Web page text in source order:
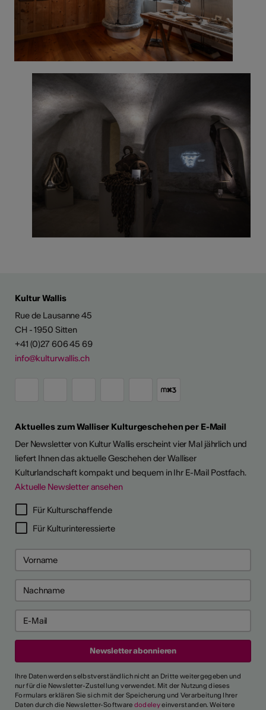
Kultur Wallis
Rue de Lausanne 45
CH - 1950 Sitten
+41 (0)27 606 45 69
info@kulturwallis.ch
Aktuelles zum Walliser Kulturgeschehen per E-Mail
Der Newsletter von Kultur Wallis erscheint vier Mal jährlich und
liefert Ihnen das aktuelle Geschehen der Walliser
Kulturlandschaft kompakt und bequem in Ihr E-Mail Postfach.
Aktuelle Newsletter ansehen
Für Kulturschaffende
Für Kulturinteressierte
Ihre Daten werden selbstverständlich nicht an Dritte weitergegeben und
nur für die Newsletter-Zustellung verwendet. Mit der Nutzung dieses
Formulars erklären Sie sich mit der Speicherung und Verarbeitung Ihrer
Daten durch die Newsletter-Software dodeleyeinverstanden. Weitere